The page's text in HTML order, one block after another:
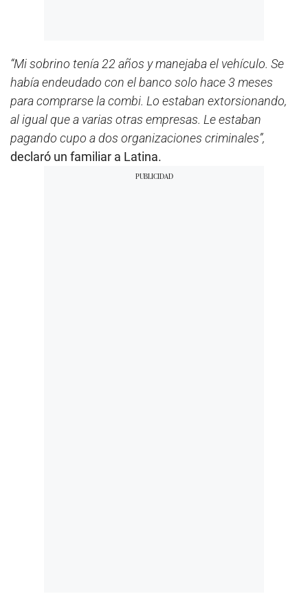
“Mi sobrino tenía 22 años y manejaba el vehículo. Se
había endeudado con el banco solo hace 3 meses
para comprarse la combi. Lo estaban extorsionando,
al igual que a varias otras empresas. Le estaban
pagando cupo a dos organizaciones criminales”,
declaró un familiar a Latina.